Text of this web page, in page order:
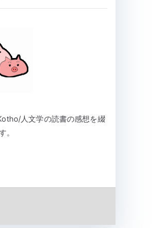
人文学の読書の感想を綴
。